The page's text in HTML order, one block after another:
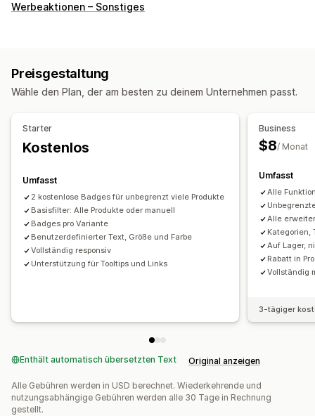
Symboltypen
Anpassung
Animationen
Farben
Benutzerdefinierter Text
Responsivität für Mobilgeräte
Symbolposition
Landing Pages
Werbeaktionen – Sonstiges
Preisgestaltung
Wähle den Plan, der am besten zu deinem Unternehmen passt.
Starter
Kostenlos
Umfasst
2 kostenlose Badges für unbegrenzt viele Produkte
Basisfilter: Alle Produkte oder manuell
Badges pro Variante
Benutzerdefinierter Text, Größe und Farbe
Vollständig responsiv
Unterstützung für Tooltips und Links
Business
$8/ Monat
Umfasst
Alle
Alle
Kategorien,
Auf Lager,
Rabatt in
Vollständig
3-tägiger
Enthält automatisch übersetzten Text Original anzeigen
Alle Gebühren werden in USD berechnet. Wiederkehrende und
nutzungsabhängige Gebühren werden alle 30 Tage in Rechnung
gestellt.